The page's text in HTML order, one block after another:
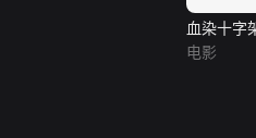
血染十字
电影